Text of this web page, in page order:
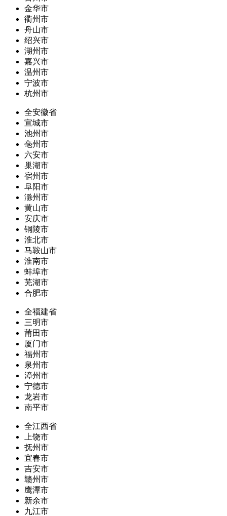
金华市
衢州市
舟山市
绍兴市
湖州市
嘉兴市
温州市
宁波市
杭州市
全安徽省
宣城市
池州市
亳州市
六安市
巢湖市
宿州市
阜阳市
滁州市
黄山市
安庆市
铜陵市
淮北市
马鞍山市
淮南市
蚌埠市
芜湖市
合肥市
全福建省
三明市
莆田市
厦门市
福州市
泉州市
漳州市
宁德市
龙岩市
南平市
全江西省
上饶市
抚州市
宜春市
吉安市
赣州市
鹰潭市
新余市
九江市